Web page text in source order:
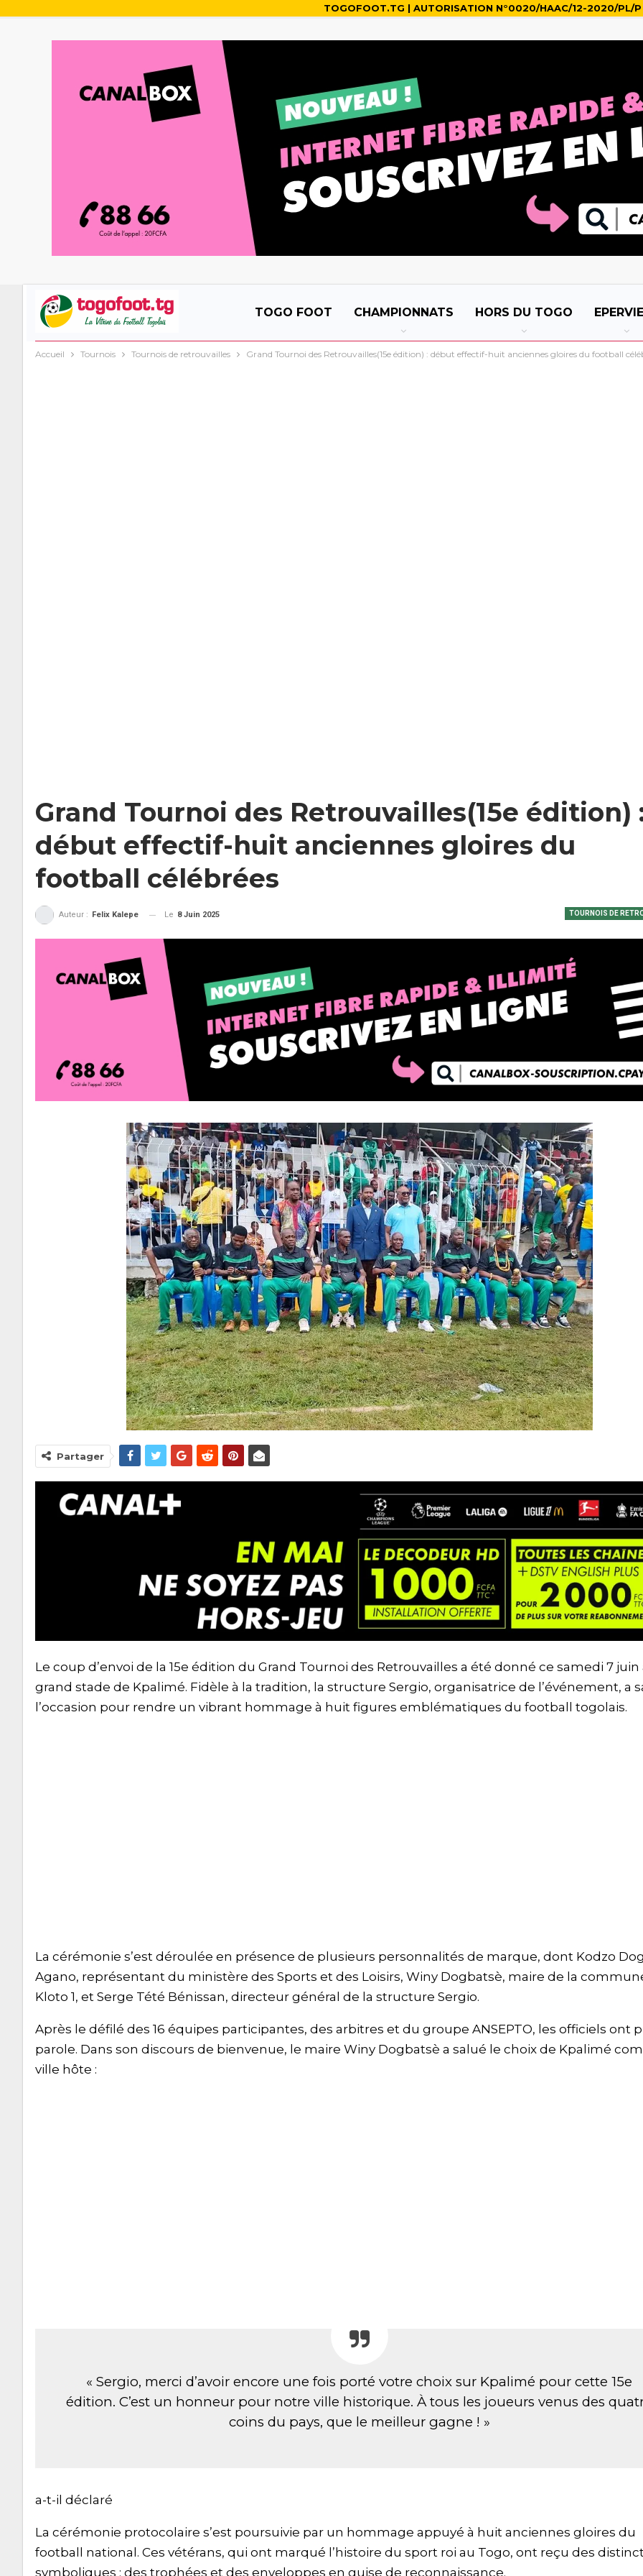
TOGOFOOT.TG | AUTORISATION N°0020/HAAC/12-2020/PL/P
TOGO FOOT CHAMPIONNATS HORS DU TOGO
Accueil Tournois Tournois de retrouvailles Grand Tournoi des Retrouvailles(15e édition) : début effectif-huit anciennes gloires du football
Grand Tournoi des Retrouvailles(15e édition)
début effectif-huit anciennes gloires du
football célébrées
TOURNOIS DE
Auteur : Felix Kalepe Le 8 Juin 2025
Partager
Le coup d’envoi de la 15e édition du Grand Tournoi des Retrouvailles a été donné ce samedi 7 juin
grand stade de Kpalimé. Fidèle à la tradition, la structure Sergio, organisatrice de l’événement, a
l’occasion pour rendre un vibrant hommage à huit figures emblématiques du football togolais.
La cérémonie s’est déroulée en présence de plusieurs personnalités de marque, dont Kodzo
Agano, représentant du ministère des Sports et des Loisirs, Winy Dogbatsè, maire de la
Kloto 1, et Serge Tété Bénissan, directeur général de la structure Sergio.
Après le défilé des 16 équipes participantes, des arbitres et du groupe ANSEPTO, les officiels ont
parole. Dans son discours de bienvenue, le maire Winy Dogbatsè a salué le choix de Kpalimé
ville hôte :
« Sergio, merci d’avoir encore une fois porté votre choix sur Kpalimé pour cette 15e
édition. C’est un honneur pour notre ville historique. À tous les joueurs venus des
coins du pays, que le meilleur gagne ! »
a-t-il déclaré
La cérémonie protocolaire s’est poursuivie par un hommage appuyé à huit anciennes gloires du
football national. Ces vétérans, qui ont marqué l’histoire du sport roi au Togo, ont reçu des
symboliques : des trophées et des enveloppes en guise de reconnaissance.